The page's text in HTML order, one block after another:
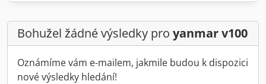
Bohužel žádné výsledky pro yanmar v100
Oznámíme vám e-mailem, jakmile budou k dispozici
nové výsledky hledání!